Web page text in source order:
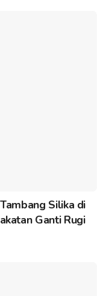
Silika di
Ganti Rugi